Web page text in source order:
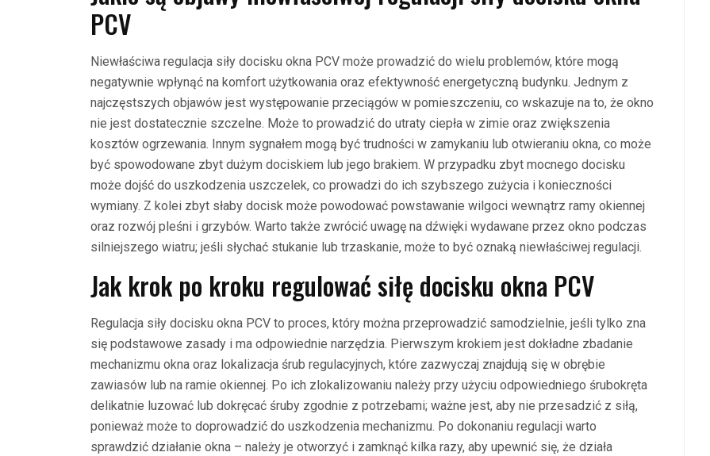
PCV
Niewłaściwa regulacja siły docisku okna PCV może prowadzić do wielu problemów, które mogą
negatywnie wpłynąć na komfort użytkowania oraz efektywność energetyczną budynku. Jednym z
najczęstszych objawów jest występowanie przeciągów w pomieszczeniu, co wskazuje na to, że okno
nie jest dostatecznie szczelne. Może to prowadzić do utraty ciepła w zimie oraz zwiększenia
kosztów ogrzewania. Innym sygnałem mogą być trudności w zamykaniu lub otwieraniu okna, co może
być spowodowane zbyt dużym dociskiem lub jego brakiem. W przypadku zbyt mocnego docisku
może dojść do uszkodzenia uszczelek, co prowadzi do ich szybszego zużycia i konieczności
wymiany. Z kolei zbyt słaby docisk może powodować powstawanie wilgoci wewnątrz ramy okiennej
oraz rozwój pleśni i grzybów. Warto także zwrócić uwagę na dźwięki wydawane przez okno podczas
silniejszego wiatru; jeśli słychać stukanie lub trzaskanie, może to być oznaką niewłaściwej regulacji.
Jak krok po kroku regulować siłę docisku okna PCV
Regulacja siły docisku okna PCV to proces, który można przeprowadzić samodzielnie, jeśli tylko zna
się podstawowe zasady i ma odpowiednie narzędzia. Pierwszym krokiem jest dokładne zbadanie
mechanizmu okna oraz lokalizacja śrub regulacyjnych, które zazwyczaj znajdują się w obrębie
zawiasów lub na ramie okiennej. Po ich zlokalizowaniu należy przy użyciu odpowiedniego śrubokręta
delikatnie luzować lub dokręcać śruby zgodnie z potrzebami; ważne jest, aby nie przesadzić z siłą,
ponieważ może to doprowadzić do uszkodzenia mechanizmu. Po dokonaniu regulacji warto
sprawdzić działanie okna – należy je otworzyć i zamknąć kilka razy, aby upewnić się, że działa